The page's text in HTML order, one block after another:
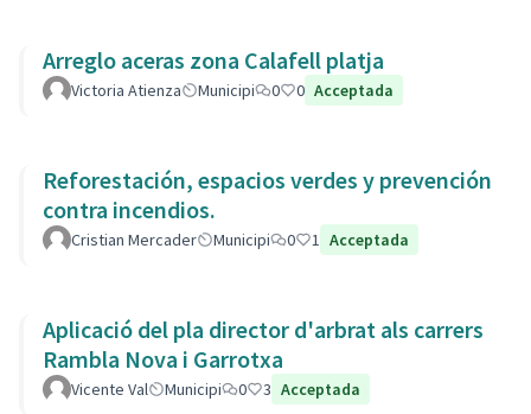
Arreglo aceras zona Calafell platja
Victoria Atienza Municipi 0 0 Acceptada
Reforestación, espacios verdes y prevención
contra incendios.
Cristian Mercader Municipi 0 1 Acceptada
Aplicació del pla director d'arbrat als carrers
Rambla Nova i Garrotxa
Vicente Val Municipi 0 3 Acceptada